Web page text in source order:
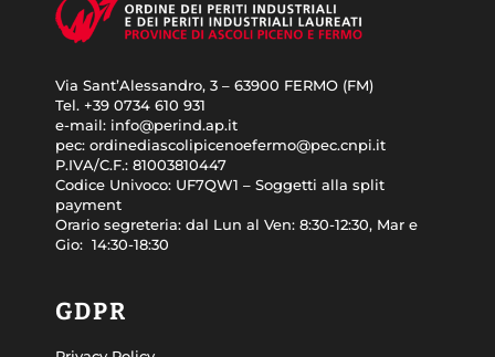
Via Sant’Alessandro, 3 – 63900 FERMO (FM)
Tel. +39 0734 610 931
e-mail: info@perind.ap.it
pec: ordinediascolipicenoefermo@pec.cnpi.it
P.IVA/C.F.: 81003810447
Codice Univoco: UF7QW1 – Soggetti alla split
payment
Orario segreteria: dal Lun al Ven: 8:30-12:30, Mar e
Gio: 14:30-18:30
GDPR